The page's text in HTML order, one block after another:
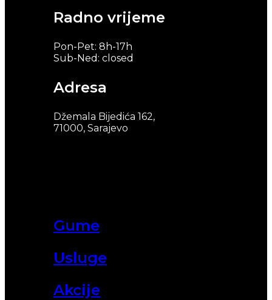
Gume
Usluge
Akcije
Radno vrijeme
Pon-Pet: 8h-17h
Sub-Ned: closed
Adresa
Džemala Bijedića 162,
71000, Sarajevo